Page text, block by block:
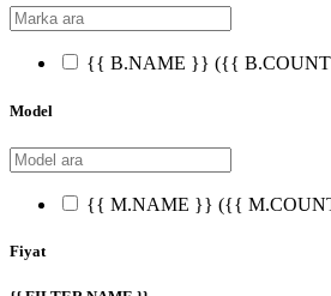
{{ B.NAME }} ({{
Model
{{ M.NAME }} ({{
Fiyat